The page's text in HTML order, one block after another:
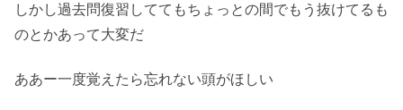
しかし過去問復習しててもちょっとの間でもう抜けてるも
のとかあって大変だ
ああー一度覚えたら忘れない頭がほしい